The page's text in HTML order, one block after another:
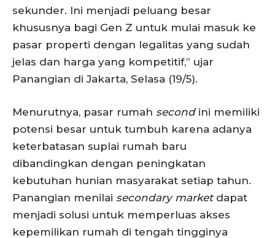
sekunder. Ini menjadi peluang besar
khususnya bagi Gen Z untuk mulai masuk ke
pasar properti dengan legalitas yang sudah
jelas dan harga yang kompetitif,” ujar
Panangian di Jakarta, Selasa (19/5).
Menurutnya, pasar rumah second ini memiliki
potensi besar untuk tumbuh karena adanya
keterbatasan suplai rumah baru
dibandingkan dengan peningkatan
kebutuhan hunian masyarakat setiap tahun.
Panangian menilai secondary marketdapat
menjadi solusi untuk memperluas akses
kepemilikan rumah di tengah tingginya